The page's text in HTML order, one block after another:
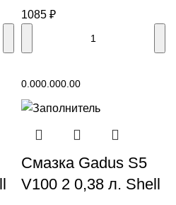
1085 ₽
0.000.000.00
Смазка Gadus S5
V100 2 0,38 л. Shell